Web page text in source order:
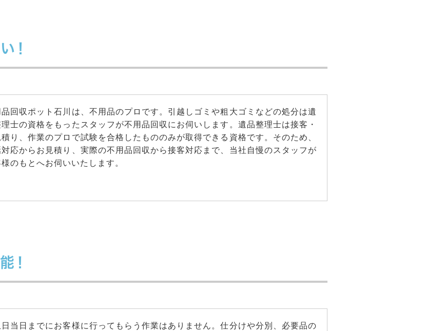
！
回収ポット石川は、不用品のプロです。引越しゴミや粗大ゴミなどの処分は遺
士の資格をもったスタッフが不用品回収にお伺いします。遺品整理士は接客・
積り、作業のプロで試験を合格したもののみが取得できる資格です。そのため、
対応からお見積り、実際の不用品回収から接客対応まで、当社自慢のスタッフが
のもとへお伺いいたします。
！
日当日までにお客様に行ってもらう作業はありません。仕分けや分別、必要品の